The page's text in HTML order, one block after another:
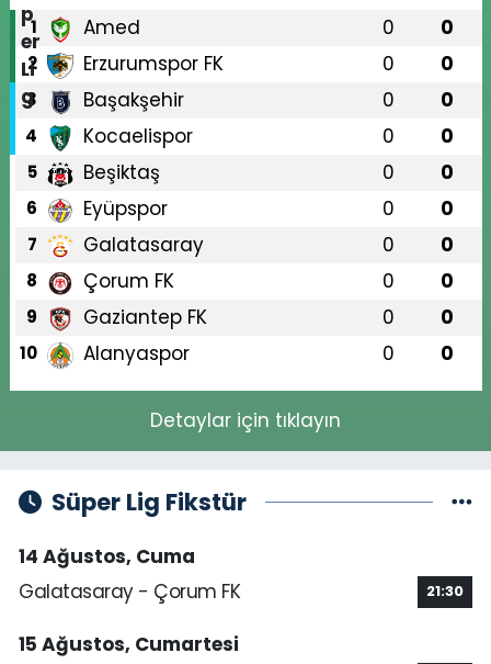
1 Amed 0 0
2 Erzurumspor FK 0 0
3 Başakşehir 0 0
4 Kocaelispor 0 0
5 Beşiktaş 0 0
6 Eyüpspor 0 0
7 Galatasaray 0 0
8 Çorum FK 0 0
9 Gaziantep FK 0 0
10 Alanyaspor 0 0
Detaylar için tıklayın
Süper Lig Fikstür
14 Ağustos, Cuma
Galatasaray - Çorum FK
21:30
15 Ağustos, Cumartesi